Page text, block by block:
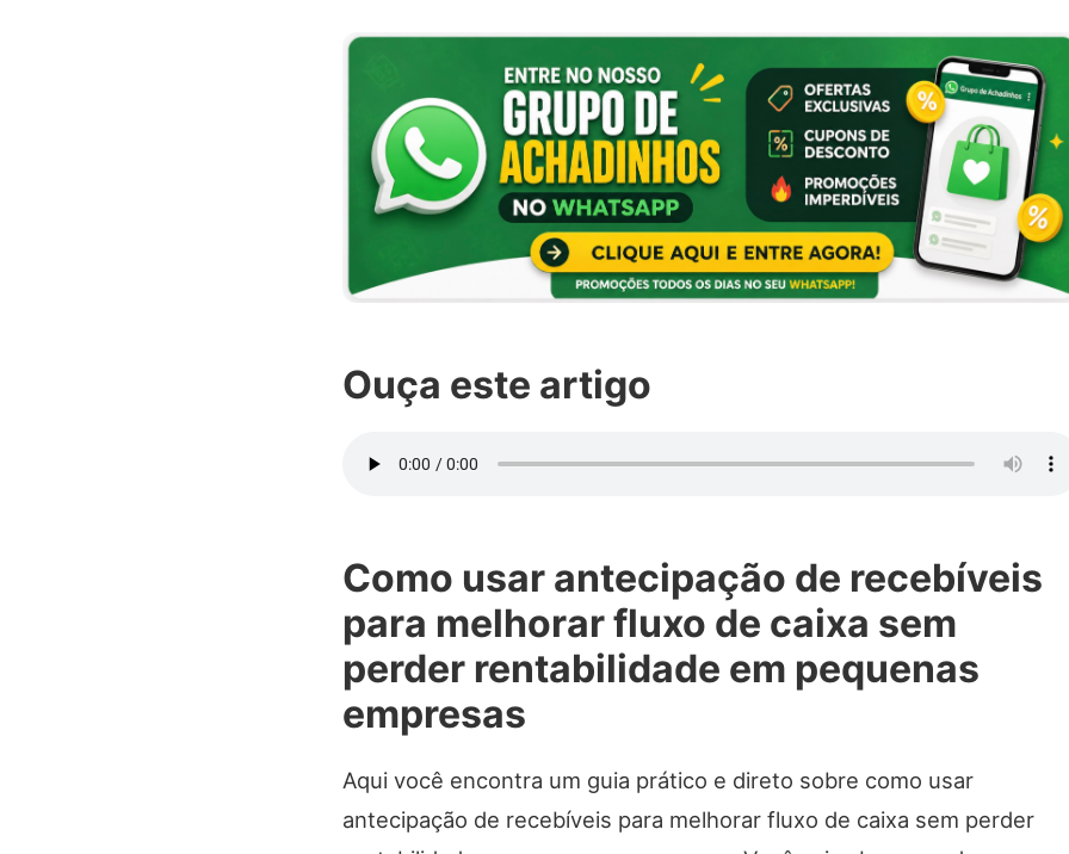
Ouça este artigo
Como usar antecipação de recebíveis
para melhorar fluxo de caixa sem
perder rentabilidade em pequenas
empresas
Aqui você encontra um guia prático e direto sobre como usar
antecipação de recebíveis para melhorar fluxo de caixa sem perder